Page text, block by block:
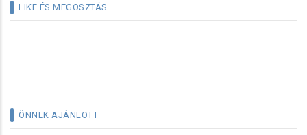
LIKE ÉS MEGOSZTÁS
ÖNNEK AJÁNLOTT